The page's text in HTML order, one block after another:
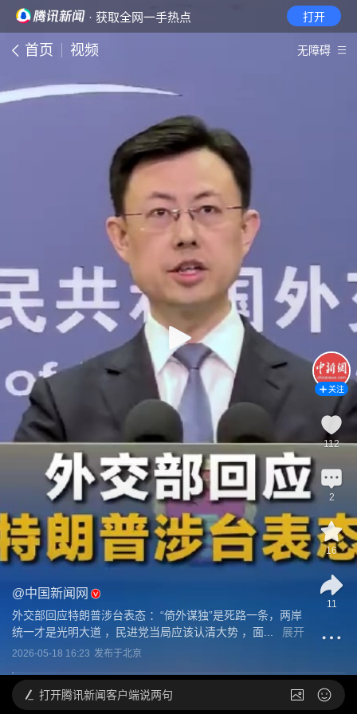
· 获取全网一手热点 打开
首页 视频 无障碍
@中国新闻网
外交部回应特朗普涉台表态 ：“倚外谋独”是死路一条，两岸
统一才是光明大道 ，民进党当局应该认清大势 ，面...
展开
2026-05-18 16:23 发布于北京
关注
112
2
16
11
打开腾讯新闻客户端说两句